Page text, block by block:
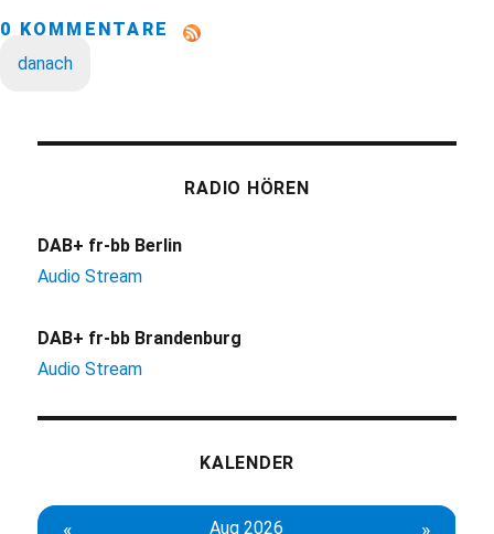
0 KOMMENTARE
danach
RADIO HÖREN
DAB+ fr-bb Berlin
Audio Stream
DAB+ fr-bb Brandenburg
Audio Stream
KALENDER
« Aug 2026 »